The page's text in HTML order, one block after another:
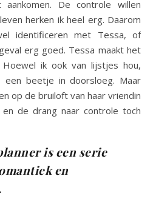
De controle willen
herken ik heel erg. Daarom
identificeren met Tessa, of
erg goed. Tessa maakt het
ik ook van lijstjes hou,
beetje in doorsloeg. Maar
op de bruiloft van haar vriendin
de drang naar controle toch
is een serie
en